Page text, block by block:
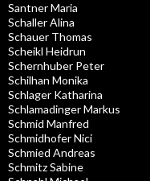
Santner Maria
Schaller Alina
Schauer Thomas
Scheikl Heidrun
Schernhuber Peter
Schilhan Monika
Schlager Katharina
Schlamadinger Markus
Schmid Manfred
Schmidhofer Nici
Schmied Andreas
Schmitz Sabine